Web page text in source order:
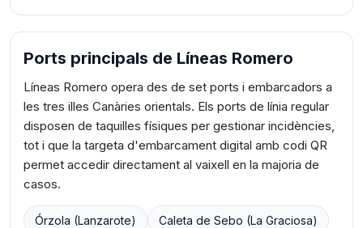
Ports principals de Líneas Romero
Líneas Romero opera des de set ports i embarcadors a
les tres illes Canàries orientals. Els ports de línia regular
disposen de taquilles físiques per gestionar incidències,
tot i que la targeta d'embarcament digital amb codi QR
permet accedir directament al vaixell en la majoria de
casos.
Órzola (Lanzarote) Caleta de Sebo (La Graciosa)